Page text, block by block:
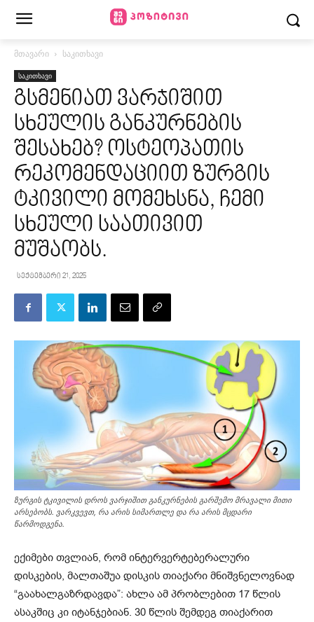
მთავარი საკითხავი
საკითხავი
გსმენიათ ვარჯიშით
სხეულის განკურნების
შესახებ? ოსტეოპათის
რეკომენდაციით ზურგის
ტკივილი მომეხსნა, ჩემი
სხეული საათივით
მუშაობს.
სექტემბერი 21, 2025
ზურგის ტკივილის დროს ვარჯიშით განკურნების გარშემო მრავალი მითი
არსებობს. ვარკვევთ, რა არის სიმართლე და რა არის მცდარი
წარმოდგენა.
ექიმები თვლიან, რომ ინტერვერტებერალური
დისკების, მალთაშუა დისკის თიაქარი მნიშვნელოვნად
“გაახალგაზრდავდა”: ახლა ამ პრობლებით 17 წლის
ასაკშიც კი იტანჯებიან. 30 წლის შემდეგ თიაქარით